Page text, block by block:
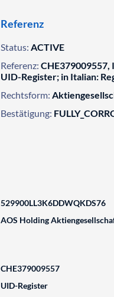
Referenz
Status: ACTIVE
Referenz: CHE379009557,
UID-Register; in Italian:
Rechtsform:
Bestätigung:
529900LL3K6DDWQKDS76
AOS Holding
CHE379009557
UID-Register